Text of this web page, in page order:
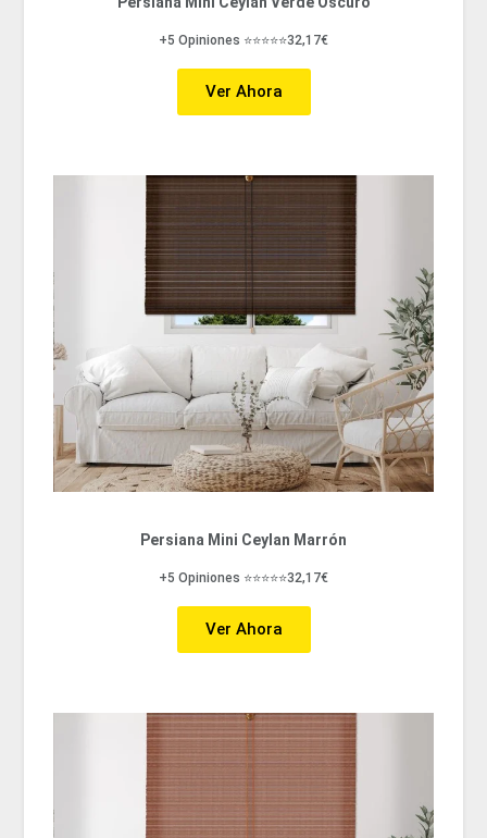
+5 Opiniones ⭐⭐⭐⭐⭐32,17€
Ver Ahora
Persiana Mini Ceylan Marrón
+5 Opiniones ⭐⭐⭐⭐⭐32,17€
Ver Ahora